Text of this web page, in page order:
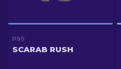
P90
SCARAB RUSH